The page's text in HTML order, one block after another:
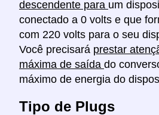
descendente para um
conectado a 0 volts e que
com 220 volts para o seu
Você precisará prestar
máxima de saída do
máximo de energia do
Tipo de Plugs